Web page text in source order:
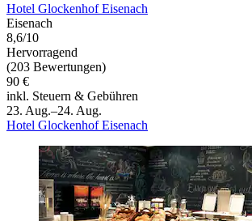
Hotel Glockenhof Eisenach
Eisenach
8,6/10
Hervorragend
(203 Bewertungen)
90 €
inkl. Steuern & Gebühren
23. Aug.–24. Aug.
Hotel Glockenhof Eisenach